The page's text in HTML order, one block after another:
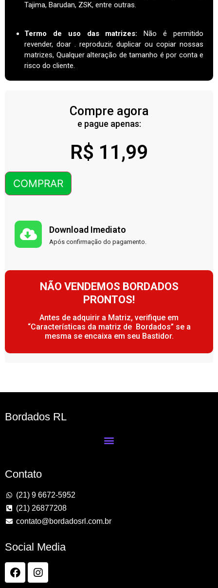
Tajima, Barudan, ZSK, entre outras.
Termo de uso das matrizes:
Não é permitido
revender, doar . reproduzir, duplicar ou copiar nossas
matrizes, Qualquer alteração de tamanho é por conta e
risco do cliente.
Compre agora
e pague apenas:
R$ 11,99
COMPRAR
Download Imediato
Após confirmação do pagamento.
NÃO VENDEMOS BORDADOS
PRONTOS!
Antes de adquirir a Matriz, verifique em
“Características da matriz de Bordados” se a
mesma se encaixa em seu Bastidor.
Bordados RL
Contato
(21) 9 6672-5952
(21) 26877208
contato@bordadosrl.com.br
Social Media